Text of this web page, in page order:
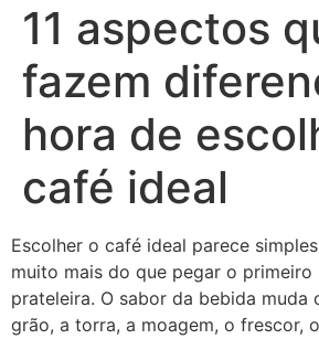
11 aspectos
fazem
hora de
café ideal
Escolher o café ideal parece
muito mais do que pegar o primeiro
prateleira. O sabor da bebida
grão, a torra, a moagem, o frescor,